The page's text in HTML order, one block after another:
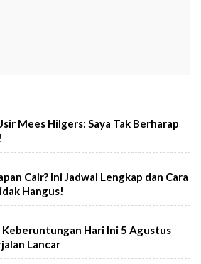
Mees Hilgers: Saya Tak Berharap
Cair? Ini Jadwal Lengkap dan Cara
Hangus!
Keberuntungan Hari Ini 5 Agustus
Lancar